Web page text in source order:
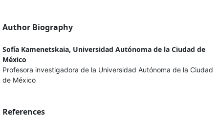
Author Biography
Sofía Kamenetskaia, Universidad Autónoma de la Ciudad de
México
Profesora investigadora de la Universidad Autónoma de la Ciudad
de México
References